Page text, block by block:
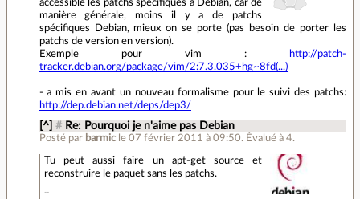
accessible les patchs spécifiques à Debian, car de
manière générale, moins il y a de patchs
spécifiques Debian, mieux on se porte (pas besoin de porter les
patchs de version en version).
Exemple pour vim :
http://patch-
tracker.debian.org/package/vim/2:7.3.035+hg~8fd(...)
- a mis en avant un nouveau formalisme pour le suivi des patchs:
http://dep.debian.net/deps/dep3/
[^] # Re: Pourquoi je n'aime pas Debian
Posté par barmic le 07 février 2011 à 09:50. Évalué à 4.
Tu peut aussi faire un apt-get source et
reconstruire le paquet sans les patchs.